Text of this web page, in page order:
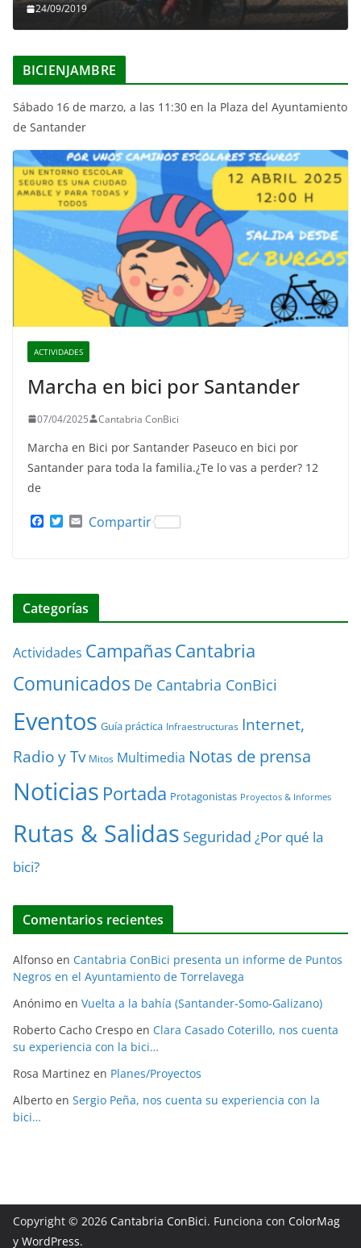
24/09/2019
BICIENJAMBRE
Sábado 16 de marzo, a las 11:30 en la Plaza del Ayuntamiento
de Santander
ACTIVIDADES
Marcha en bici por Santander
07/04/2025 Cantabria ConBici
Marcha en Bici por Santander Paseuco en bici por
Santander para toda la familia.¿Te lo vas a perder? 12
de
o
k
T
r
Compartir
Categorías
Actividades CampañasCantabria
Comunicados De Cantabria ConBici
Eventos Guía práctica Infraestructuras Internet,
Radio y Tv Mitos Multimedia Notas de prensa
Noticias Portada Protagonistas Proyectos & Informes
Rutas & Salidas Seguridad ¿Por qué la
bici?
Comentarios recientes
Alfonso en Cantabria ConBici presenta un informe de Puntos
Negros en el Ayuntamiento de Torrelavega
Anónimo en Vuelta a la bahía (Santander-Somo-Galizano)
Roberto Cacho Crespo en Clara Casado Coterillo, nos cuenta
su experiencia con la bici…
Rosa Martinez en Planes/Proyectos
Alberto en Sergio Peña, nos cuenta su experiencia con la
bici…
Copyright © 2026 Cantabria ConBici. Funciona con ColorMag
y WordPress.